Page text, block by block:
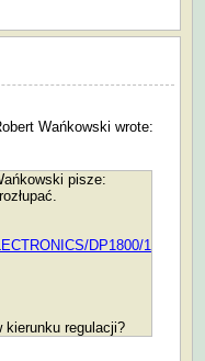
Wańkowski wrote:
pisze:
DP1800/1
regulacji?